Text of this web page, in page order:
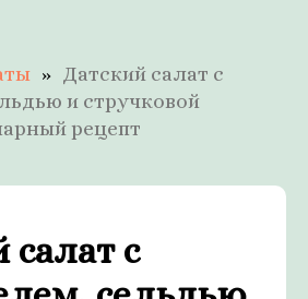
Датский салат с
и стручковой
рецепт
салат с